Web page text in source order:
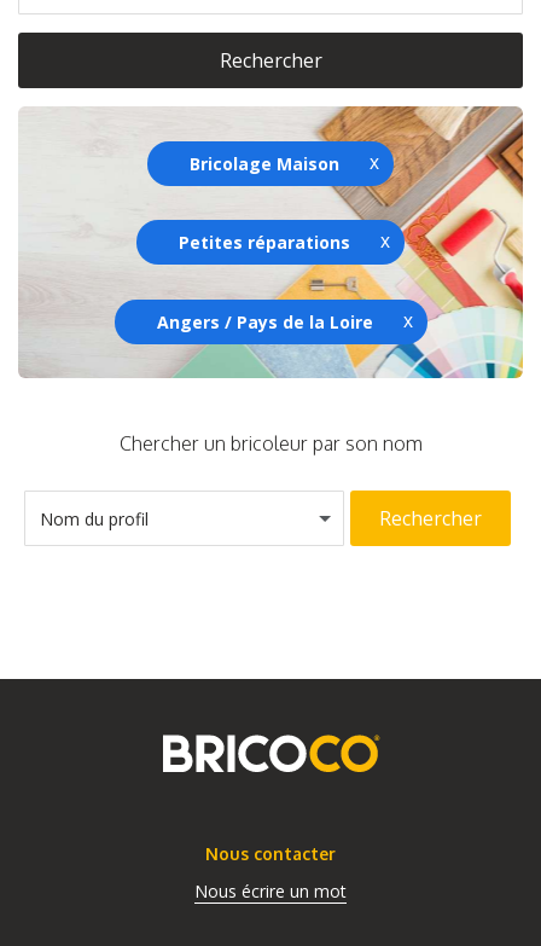
Bricolage Maison
Petites réparations
Angers / Pays de la Loire
Rechercher
Chercher un bricoleur par son nom
Nom du profil Rechercher
Nous contacter
Nous écrire un mot